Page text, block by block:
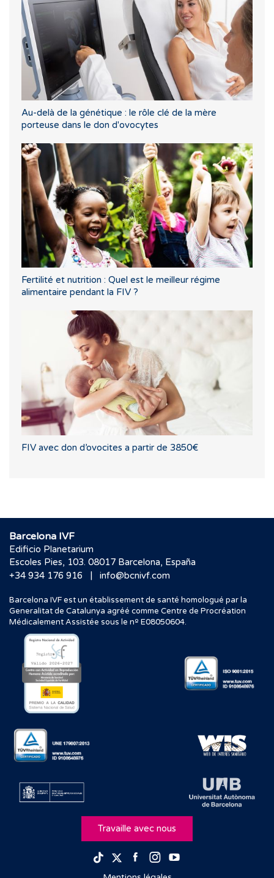
Au-delà de la génétique : le rôle clé de la mère
porteuse dans le don d'ovocytes
Fertilité et nutrition : Quel est le meilleur régime
alimentaire pendant la FIV ?
FIV avec don d’ovocites a partir de 3850€
Barcelona IVF
Edificio Planetarium
Escoles Pies, 103. 08017 Barcelona, España
+34 934 176 916
| info@bcnivf.com
Barcelona IVF est un établissement de santé homologué par la
Generalitat de Catalunya agréé comme Centre de Procréation
Médicalement Assistée sous le nº E08050604.
Travaille avec nous
TikTokTwitterFacebook
Instagram